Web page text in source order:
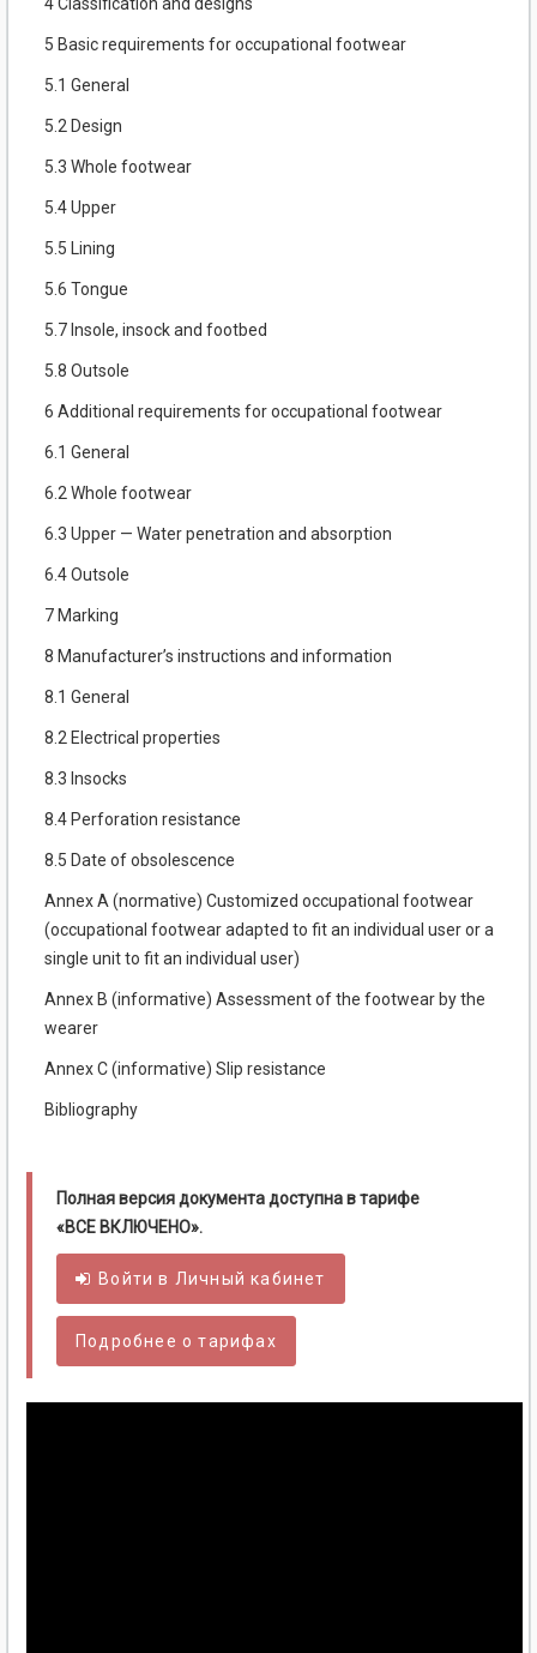
4 Classification and designs
5 Basic requirements for occupational footwear
5.1 General
5.2 Design
5.3 Whole footwear
5.4 Upper
5.5 Lining
5.6 Tongue
5.7 Insole, insock and footbed
5.8 Outsole
6 Additional requirements for occupational footwear
6.1 General
6.2 Whole footwear
6.3 Upper — Water penetration and absorption
6.4 Outsole
7 Marking
8 Manufacturer’s instructions and information
8.1 General
8.2 Electrical properties
8.3 Insocks
8.4 Perforation resistance
8.5 Date of obsolescence
Annex A (normative) Customized occupational footwear
(occupational footwear adapted to fit an individual user or a
single unit to fit an individual user)
Annex В (informative) Assessment of the footwear by the
wearer
Annex C (informative) Slip resistance
Bibliography
Полная версия документа доступна в тарифе
«ВСЕ ВКЛЮЧЕНО».
Войти в Личный кабинет
Подробнее о тарифах